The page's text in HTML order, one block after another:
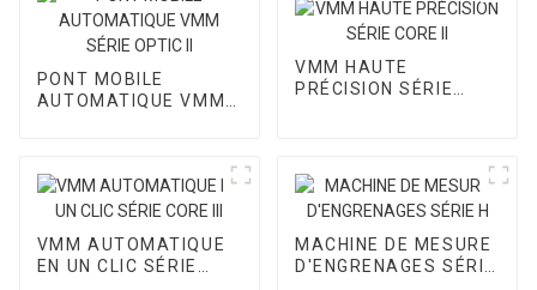
PONT MOBILE
AUTOMATIQUE VMM
VMM HAUTE
PRÉCISION SÉRIE
VMM AUTOMATIQUE
EN UN CLIC SÉRIE
MACHINE DE MESURE
D'ENGRENAGES SÉRIE